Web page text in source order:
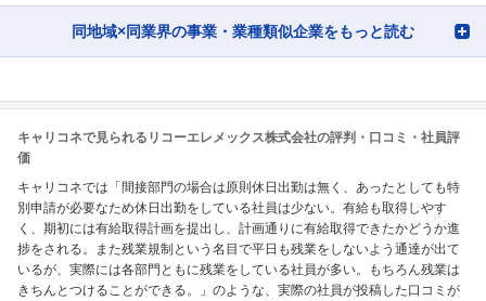
同地域×同業界の事業・業種類似企業をもっと読む
キャリコネで見られるリコーエレメックス株式会社の評判・口コミ・社員評
価
キャリコネでは「間接部門の場合は原則休日出勤は無く、あったとしても特
別申請が必要なため休日出勤をしている社員は少ない。有給も取得しやす
く、期初には有給取得計画を提出し、計画通りに有給取得できたかどうか進
捗をされる。また残業規制という名目で平日も残業をしないよう通達が出て
いるが、実際には各部門ともに残業をしている社員が多い。もちろん残業は
きちんとつけることができる。」のような、実際の社員が投稿した口コミが